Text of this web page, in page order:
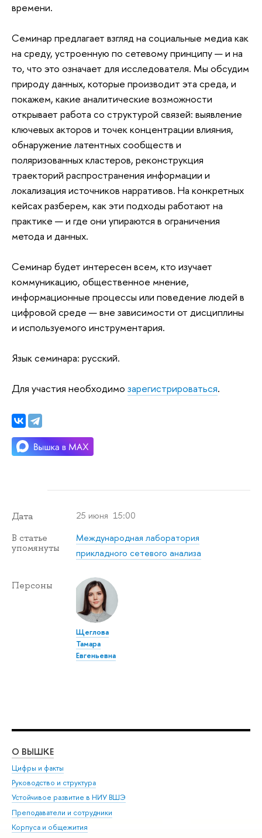
времени.
Семинар предлагает взгляд на социальные медиа как
на среду, устроенную по сетевому принципу — и на
то, что это означает для исследователя. Мы обсудим
природу данных, которые производит эта среда, и
покажем, какие аналитические возможности
открывает работа со структурой связей: выявление
ключевых акторов и точек концентрации влияния,
обнаружение латентных сообществ и
поляризованных кластеров, реконструкция
траекторий распространения информации и
локализация источников нарративов. На конкретных
кейсах разберем, как эти подходы работают на
практике — и где они упираются в ограничения
метода и данных.
Семинар будет интересен всем, кто изучает
коммуникацию, общественное мнение,
информационные процессы или поведение людей в
цифровой среде — вне зависимости от дисциплины
и используемого инструментария.
Язык семинара: русский.
Для участия необходимо зарегистрироваться.
Дата 25 июня 15:00
В статье
упомянуты
Международная лаборатория
прикладного сетевого анализа
Персоны
Щеглова
Тамара
Евгеньевна
О ВЫШКЕ
Цифры и факты
Руководство и структура
Устойчивое развитие в НИУ ВШЭ
Преподаватели и сотрудники
Корпуса и общежития